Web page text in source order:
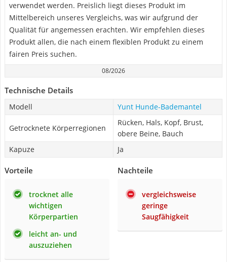
verwendet werden. Preislich liegt dieses Produkt im
Mittelbereich unseres Vergleichs, was wir aufgrund der
Qualität für angemessen erachten. Wir empfehlen dieses
Produkt allen, die nach einem flexiblen Produkt zu einem
fairen Preis suchen.
08/2026
Technische Details
Modell Yunt Hunde-Bademantel
Getrocknete Körperregionen
Rücken, Hals, Kopf, Brust,
obere Beine, Bauch
Kapuze
Ja
Vorteile
trocknet alle
wichtigen
Körperpartien
leicht an- und
auszuziehen
Nachteile
vergleichsweise
geringe
Saugfähigkeit